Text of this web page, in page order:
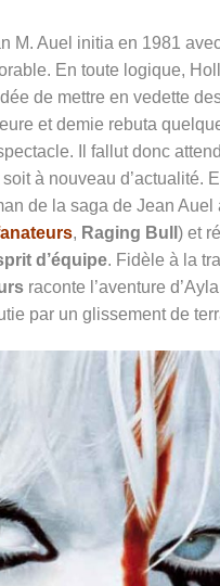
M. Auel initia en 1981
En toute logique,
de mettre en vedette
et demie rebuta
Il fallut donc
à nouveau d’actualité.
de la saga de Jean
, Raging Bull ) et
d’équipe. Fidèle à la
raconte l’aventure
par un glissement de